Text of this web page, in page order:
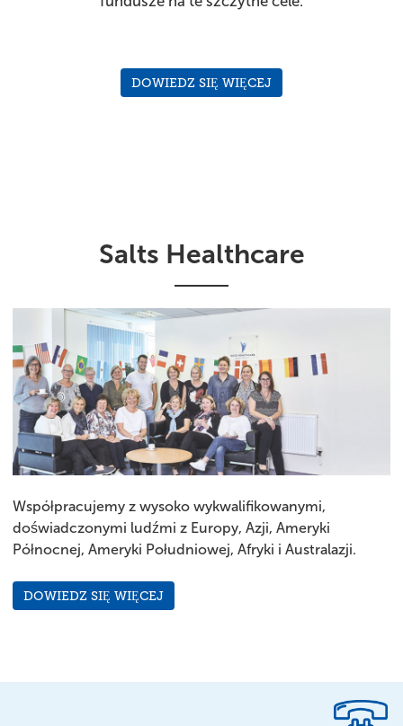
DOWIEDZ SIĘ WIĘCEJ
Salts Healthcare
Współpracujemy z wysoko wykwalifikowanymi,
doświadczonymi ludźmi z Europy, Azji, Ameryki
Północnej, Ameryki Południowej, Afryki i Australazji.
DOWIEDZ SIĘ WIĘCEJ